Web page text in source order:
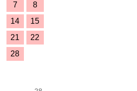
7
8
14
15
21
22
28